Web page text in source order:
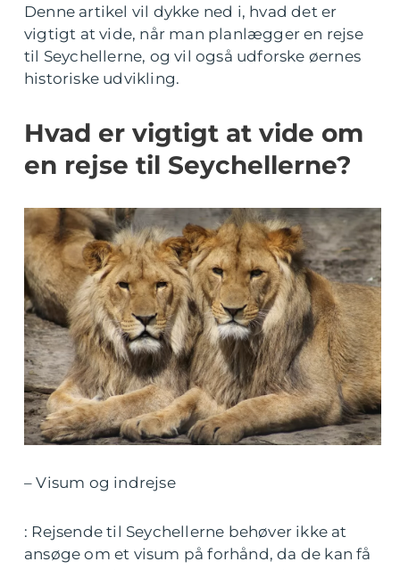
Denne artikel vil dykke ned i, hvad det er
vigtigt at vide, når man planlægger en rejse
til Seychellerne, og vil også udforske øernes
historiske udvikling.
Hvad er vigtigt at vide om
en rejse til Seychellerne?
– Visum og indrejse
: Rejsende til Seychellerne behøver ikke at
ansøge om et visum på forhånd, da de kan få